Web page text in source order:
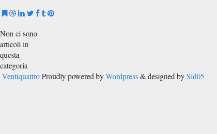
Non ci sono
articoli in
questa
categoria
Ventiquattro Proudly powered byWordpress& designed bySid05